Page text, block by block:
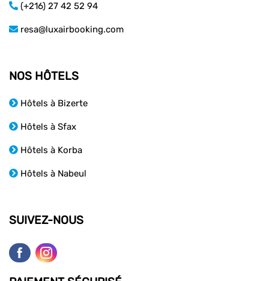
(+216) 27 42 52 94
resa@luxairbooking.com
NOS HÔTELS
Hôtels à Bizerte
Hôtels à Sfax
Hôtels à Korba
Hôtels à Nabeul
SUIVEZ-NOUS